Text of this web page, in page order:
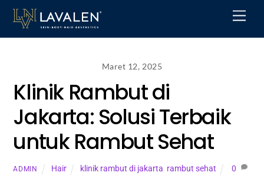
content
Maret 12, 2025
Klinik Rambut di
Jakarta: Solusi Terbaik
untuk Rambut Sehat
ADMIN Hair klinik rambut di jakarta rambut sehat 0